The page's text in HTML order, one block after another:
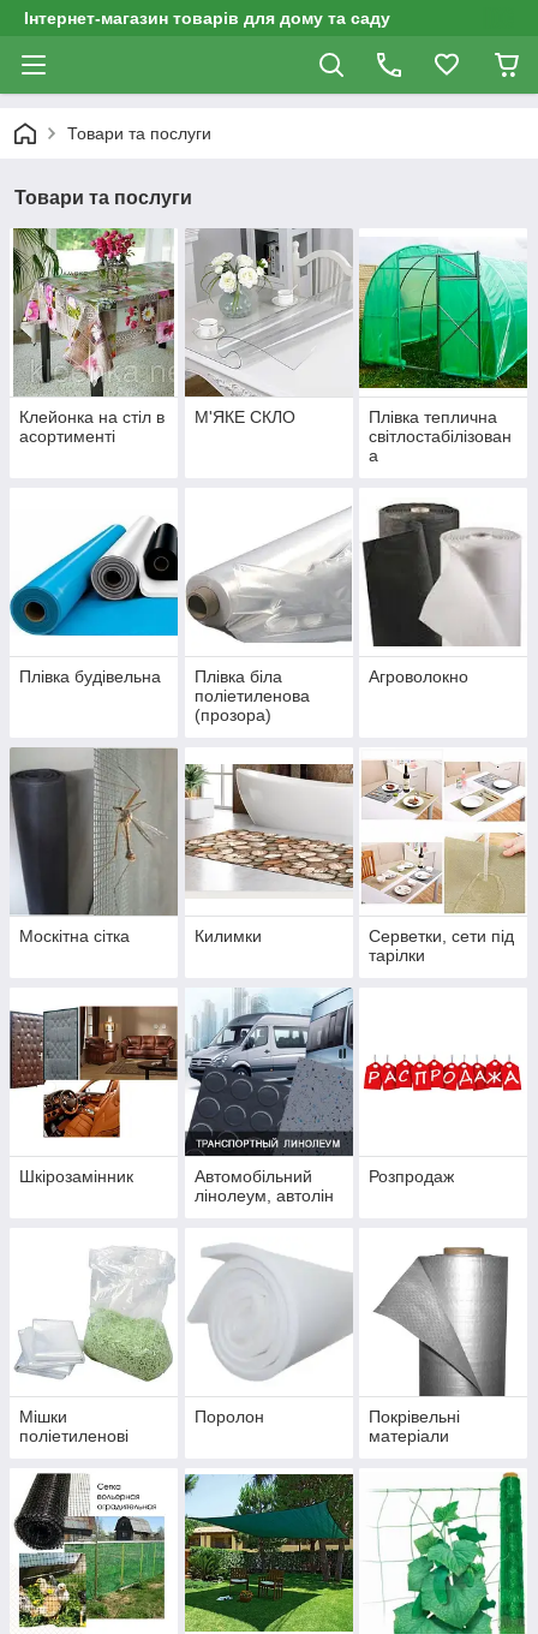
Інтернет-магазин товарів для дому та саду
Товари та послуги
Товари та послуги
Клейонка на стіл в
асортименті
М'ЯКЕ СКЛО
Плівка теплична
світлостабілізован
а
Плівка будівельна
Плівка біла
поліетиленова
(прозора)
Агроволокно
Москітна сітка Килимки
Серветки, сети під
тарілки
Шкірозамінник
Автомобільний
лінолеум, автолін
Розпродаж
Мішки
поліетиленові
Поролон
Покрівельні
матеріали